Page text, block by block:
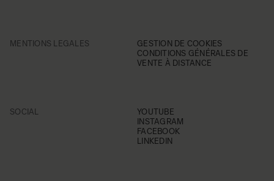
MENTIONS LEGALES
GESTION DE COOKIES
CONDITIONS GÉNÉRALES DE
VENTE À DISTANCE
SOCIAL
YOUTUBE
INSTAGRAM
FACEBOOK
LINKEDIN